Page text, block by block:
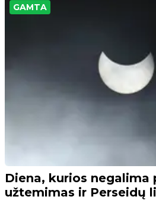
GAMTA
Diena, kurios negalima
užtemimas ir Perseidų